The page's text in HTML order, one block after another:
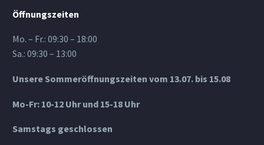
Öffnungszeiten
Mo. – Fr.: 09:30 – 18:00
Sa.: 09:30 – 13:00
Unsere Sommeröffnungszeiten vom 13.07. bis 15.08
Mo-Fr: 10-12 Uhr und 15-18 Uhr
Samstags geschlossen